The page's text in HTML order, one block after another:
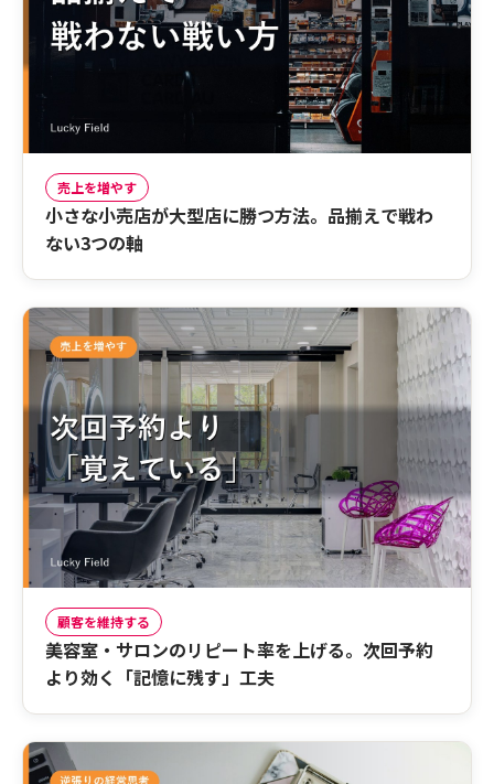
売上を増やす
小さな小売店が大型店に勝つ方法。品揃えで戦わ
ない3つの軸
顧客を維持する
美容室・サロンのリピート率を上げる。次回予約
より効く「記憶に残す」工夫